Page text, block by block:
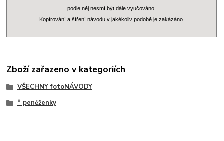
podle něj nesmí být dále vyučováno.
Kopírování a šíření návodu v jakékoliv podobě je zakázáno.
Zboží zařazeno v kategoriích
VŠECHNY fotoNÁVODY
* peněženky